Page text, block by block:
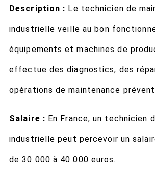
Description : Le technicien de
industrielle veille au bon
équipements et machines de
effectue des diagnostics, des
opérations de maintenance
Salaire : En France, un technicien
industrielle peut percevoir un
de 30 000 à 40 000 euros.